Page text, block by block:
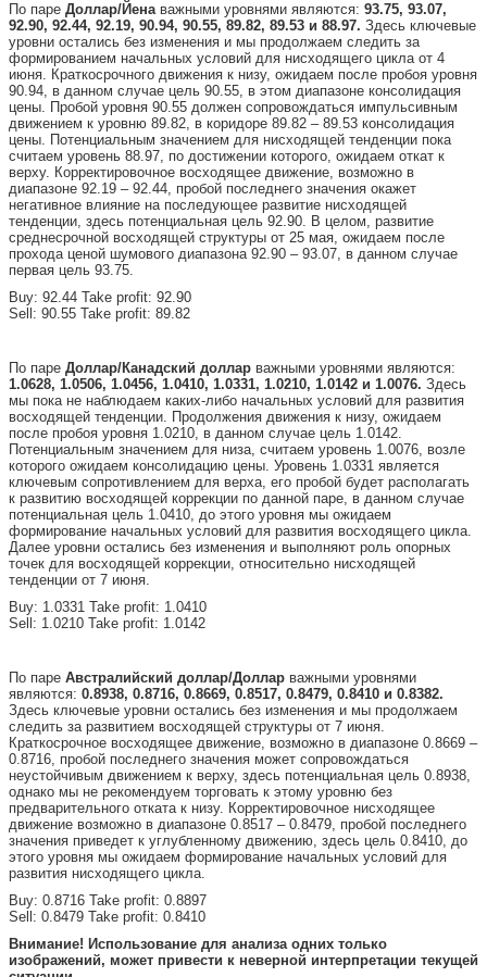
По паре Доллар/Йенаважными уровнями являются: 93.75, 93.07,
92.90, 92.44, 92.19, 90.94, 90.55, 89.82, 89.53 и 88.97. Здесь ключевые
уровни остались без изменения и мы продолжаем следить за
формированием начальных условий для нисходящего цикла от 4
июня. Краткосрочного движения к низу, ожидаем после пробоя уровня
90.94, в данном случае цель 90.55, в этом диапазоне консолидация
цены. Пробой уровня 90.55 должен сопровождаться импульсивным
движением к уровню 89.82, в коридоре 89.82 – 89.53 консолидация
цены. Потенциальным значением для нисходящей тенденции пока
считаем уровень 88.97, по достижении которого, ожидаем откат к
верху. Корректировочное восходящее движение, возможно в
диапазоне 92.19 – 92.44, пробой последнего значения окажет
негативное влияние на последующее развитие нисходящей
тенденции, здесь потенциальная цель 92.90. В целом, развитие
среднесрочной восходящей структуры от 25 мая, ожидаем после
прохода ценой шумового диапазона 92.90 – 93.07, в данном случае
первая цель 93.75.
Buy: 92.44 Take profit: 92.90
Sell: 90.55 Take profit: 89.82
По паре Доллар/Канадский доллар важными уровнями являются:
1.0628, 1.0506, 1.0456, 1.0410, 1.0331, 1.0210, 1.0142 и 1.0076. Здесь
мы пока не наблюдаем каких-либо начальных условий для развития
восходящей тенденции. Продолжения движения к низу, ожидаем
после пробоя уровня 1.0210, в данном случае цель 1.0142.
Потенциальным значением для низа, считаем уровень 1.0076, возле
которого ожидаем консолидацию цены. Уровень 1.0331 является
ключевым сопротивлением для верха, его пробой будет располагать
к развитию восходящей коррекции по данной паре, в данном случае
потенциальная цель 1.0410, до этого уровня мы ожидаем
формирование начальных условий для развития восходящего цикла.
Далее уровни остались без изменения и выполняют роль опорных
точек для восходящей коррекции, относительно нисходящей
тенденции от 7 июня.
Buy: 1.0331 Take profit: 1.0410
Sell: 1.0210 Take profit: 1.0142
По паре Австралийский доллар/Доллар важными уровнями
являются: 0.8938, 0.8716, 0.8669, 0.8517, 0.8479, 0.8410 и 0.8382.
Здесь ключевые уровни остались без изменения и мы продолжаем
следить за развитием восходящей структуры от 7 июня.
Краткосрочное восходящее движение, возможно в диапазоне 0.8669 –
0.8716, пробой последнего значения может сопровождаться
неустойчивым движением к верху, здесь потенциальная цель 0.8938,
однако мы не рекомендуем торговать к этому уровню без
предварительного отката к низу. Корректировочное нисходящее
движение возможно в диапазоне 0.8517 – 0.8479, пробой последнего
значения приведет к углубленному движению, здесь цель 0.8410, до
этого уровня мы ожидаем формирование начальных условий для
развития нисходящего цикла.
Buy: 0.8716 Take profit: 0.8897
Sell: 0.8479 Take profit: 0.8410
Внимание! Использование для анализа одних только
изображений, может привести к неверной интерпретации текущей